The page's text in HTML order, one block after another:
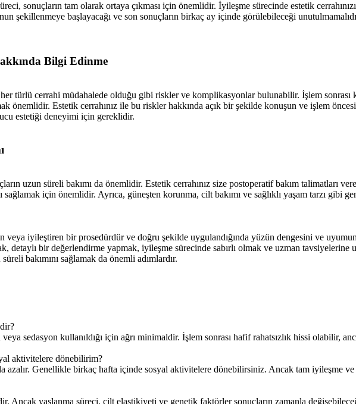
sonuçların tam olarak ortaya çıkması için önemlidir. İyileşme sürecinde estetik
şekillenmeye başlayacağı ve son sonuçların birkaç ay içinde görülebileceği
Bilgi Edinme
türlü cerrahi müdahalede olduğu gibi riskler ve komplikasyonlar bulunabilir. İşlem sonrası
önemlidir. Estetik cerrahınız ile bu riskler hakkında açık bir şekilde konuşun ve işlem
estetiği deneyimi için gereklidir.
uzun süreli bakımı da önemlidir. Estetik cerrahınız size postoperatif bakım talimatları
için önemlidir. Ayrıca, güneşten korunma, cilt bakımı ve sağlıklı yaşam tarzı gibi
iyileştiren bir prosedürdür ve doğru şekilde uygulandığında yüzün dengesini ve
detaylı bir değerlendirme yapmak, iyileşme sürecinde sabırlı olmak ve uzman
bakımını sağlamak da önemli adımlardır.
sedasyon kullanıldığı için ağrı minimaldir. İşlem sonrası hafif rahatsızlık hissi olabilir,
aktivitelere dönebilirim?
azalır. Genellikle birkaç hafta içinde sosyal aktivitelere dönebilirsiniz. Ancak tam iyileşme ve
Ancak yaşlanma süreci, cilt elastikiyeti ve genetik faktörler sonuçların zamanla